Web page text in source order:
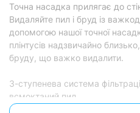
Еко-режим:
відсутній
Турбо-режим:
є
Насадки
Для меблів:
Точна насадка прилягає до
Видаляйте пил і бруд із
допомогою нашої точної
плінтусів надзвичайно
бруду, що важко видалити.
3-ступенева система
всмоктаний пил.
Дрібний пил і бруд